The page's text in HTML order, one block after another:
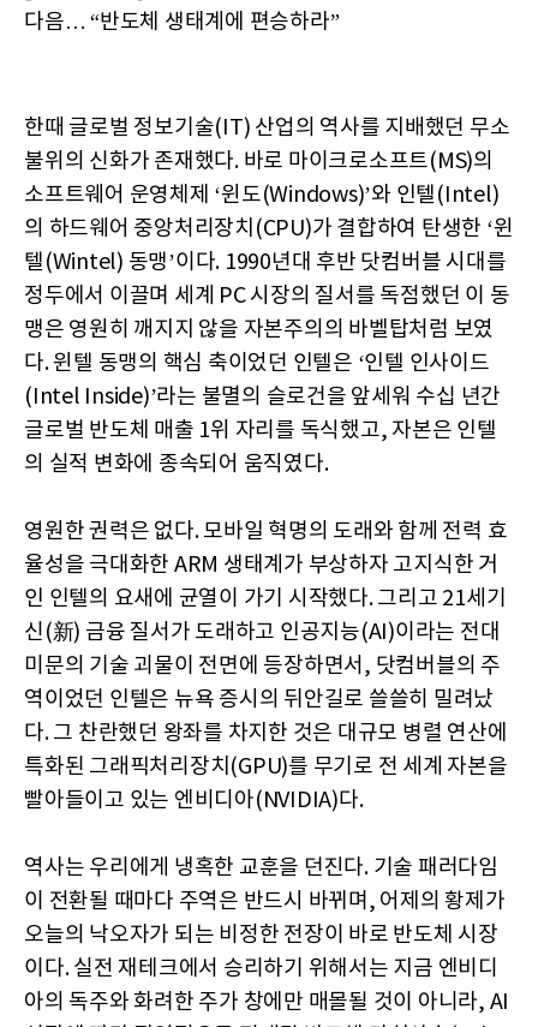
다음… “반도체 생태계에 편승하라”
한때 글로벌 정보기술(IT) 산업의 역사를 지배했던 무소
불위의 신화가 존재했다. 바로 마이크로소프트(MS)의
소프트웨어 운영체제 ‘윈도(Windows)’와 인텔(Intel)
의 하드웨어 중앙처리장치(CPU)가 결합하여 탄생한 ‘윈
텔(Wintel) 동맹’이다. 1990년대 후반 닷컴버블 시대를
정두에서 이끌며 세계 PC 시장의 질서를 독점했던 이 동
맹은 영원히 깨지지 않을 자본주의의 바벨탑처럼 보였
다. 윈텔 동맹의 핵심 축이었던 인텔은 ‘인텔 인사이드
(Intel Inside)’라는 불멸의 슬로건을 앞세워 수십 년간
글로벌 반도체 매출 1위 자리를 독식했고, 자본은 인텔
의 실적 변화에 종속되어 움직였다.
영원한 권력은 없다. 모바일 혁명의 도래와 함께 전력 효
율성을 극대화한 ARM 생태계가 부상하자 고지식한 거
인 인텔의 요새에 균열이 가기 시작했다. 그리고 21세기
신(新) 금융 질서가 도래하고 인공지능(AI)이라는 전대
미문의 기술 괴물이 전면에 등장하면서, 닷컴버블의 주
역이었던 인텔은 뉴욕 증시의 뒤안길로 쓸쓸히 밀려났
다. 그 찬란했던 왕좌를 차지한 것은 대규모 병렬 연산에
특화된 그래픽처리장치(GPU)를 무기로 전 세계 자본을
빨아들이고 있는 엔비디아(NVIDIA)다.
역사는 우리에게 냉혹한 교훈을 던진다. 기술 패러다임
이 전환될 때마다 주역은 반드시 바뀌며, 어제의 황제가
오늘의 낙오자가 되는 비정한 전장이 바로 반도체 시장
이다. 실전 재테크에서 승리하기 위해서는 지금 엔비디
아의 독주와 화려한 주가 창에만 매몰될 것이 아니라, AI